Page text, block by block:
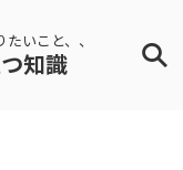
いこと、、
知識